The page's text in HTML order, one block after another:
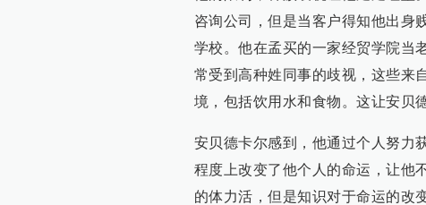
咨询公司，但是当客户得知他出身
学校。他在孟买的一家经贸学院当
常受到高种姓同事的歧视，这些来
境，包括饮用水和食物。这让安贝
安贝德卡尔感到，他通过个人努力
程度上改变了他个人的命运，让他
的体力活，但是知识对于命运的改